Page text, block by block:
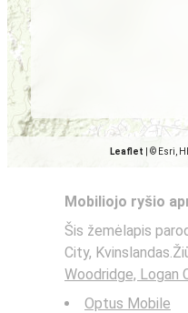
Leaflet © Esri,
Mobiliojo ryšio
Šis žemėlapis
City,
Woodridge, Logan
Optus Mobile